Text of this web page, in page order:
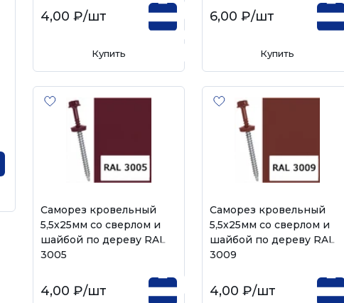
4,00 ₽/шт
Купить
6,00 ₽/шт
Купить
Саморез кровельный
5,5х25мм со сверлом и
шайбой по дереву RAL
3005
4,00 ₽/шт
Саморез кровельный
5,5х25мм со сверлом и
шайбой по дереву RAL
3009
4,00 ₽/шт